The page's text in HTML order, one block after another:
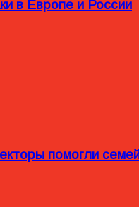
в Европе и России
помогли